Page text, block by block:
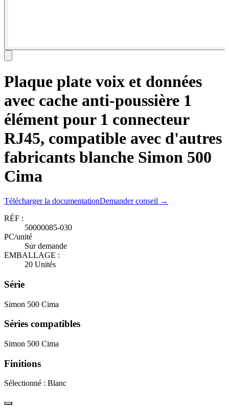
Plaque plate voix et données
avec cache anti-poussière 1
élément pour 1 connecteur
RJ45, compatible avec d'autres
fabricants blanche Simon 500
Cima
Télécharger la documentationDemander conseil →
RÉF :
50000085-030
PC/unité
Sur demande
EMBALLAGE :
20 Unités
Série
Simon 500 Cima
Séries compatibles
Simon 500 Cima
Finitions
Sélectionné : Blanc